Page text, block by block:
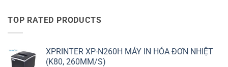
TOP RATED PRODUCTS
XPRINTER XP-N260H MÁY IN HÓA ĐƠN NHIỆT
(K80, 260MM/S)